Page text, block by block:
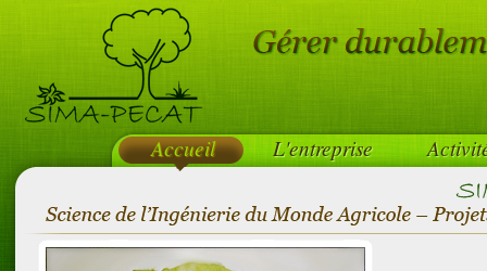
Accueil L'entreprise